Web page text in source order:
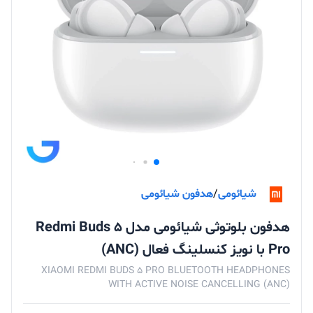
شیائومی/هدفون شیائومی
هدفون بلوتوثی شیائومی مدل Redmi Buds 5
Pro با نویز کنسلینگ فعال (ANC)
XIAOMI REDMI BUDS 5 PRO BLUETOOTH HEADPHONES
WITH ACTIVE NOISE CANCELLING (ANC)